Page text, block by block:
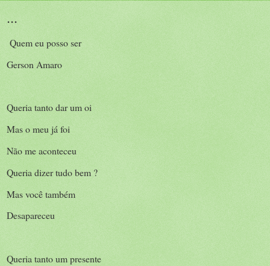
...
Quem eu posso ser
Gerson Amaro
Queria tanto dar um oi
Mas o meu já foi
Não me aconteceu
Queria dizer tudo bem ?
Mas você também
Desapareceu
Queria tanto um presente